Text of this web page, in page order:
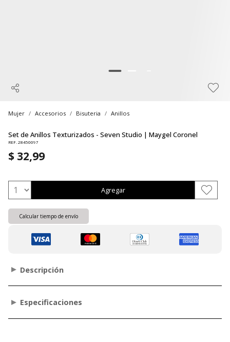
Mujer Accesorios Bisuteria Anillos
Set de Anillos Texturizados - Seven Studio | Maygel Coronel
REF. 28450097
$ 32,99
Agregar
Calcular tiempo de envío
Descripción
Especificaciones